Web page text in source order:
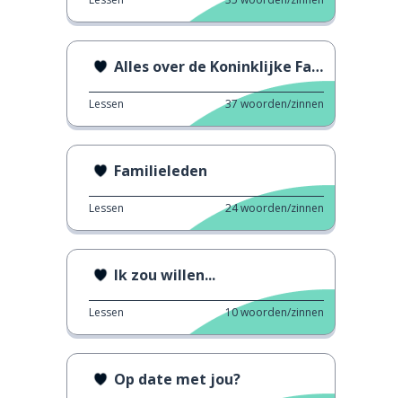
Alles over de Koninklijke Familie
Lessen 37woorden/zinnen
Familieleden
Lessen 24woorden/zinnen
Ik zou willen...
Lessen 10woorden/zinnen
Op date met jou?